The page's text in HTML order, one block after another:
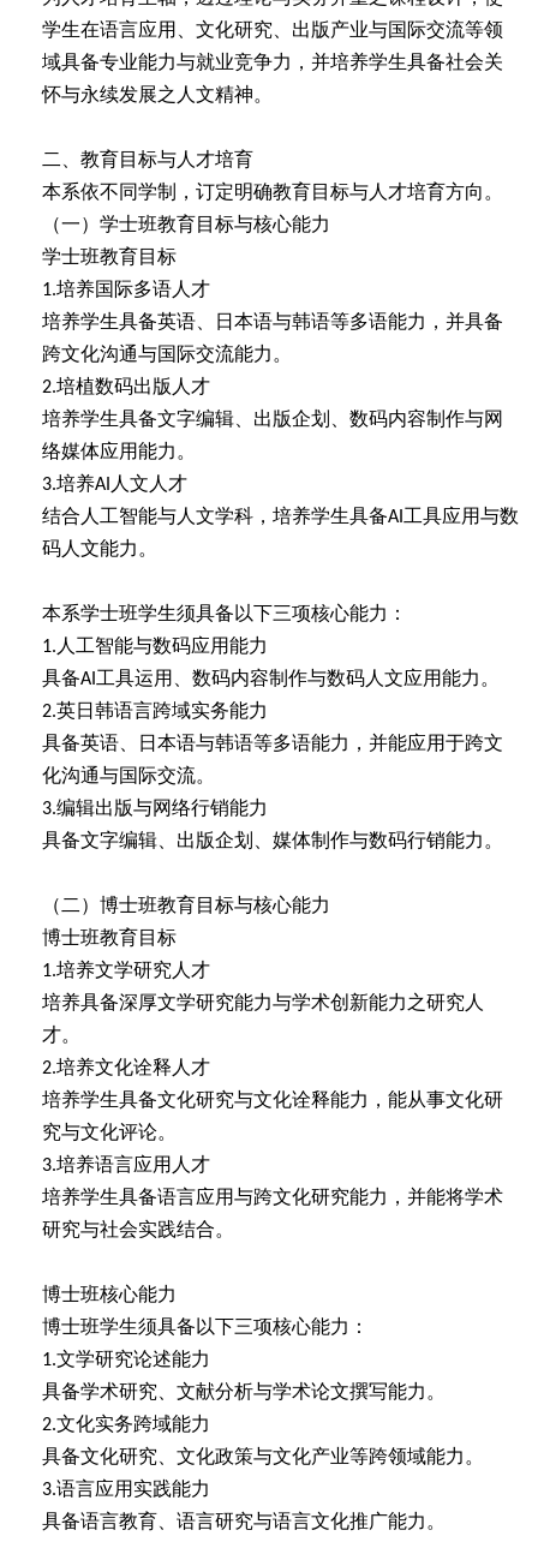
学生在语言应用、文化研究、出版产业与国际交流等领
域具备专业能力与就业竞争力，并培养学生具备社会关
怀与永续发展之人文精神。
二、教育目标与人才培育
本系依不同学制，订定明确教育目标与人才培育方向。
（一）学士班教育目标与核心能力
学士班教育目标
1.培养国际多语人才
培养学生具备英语、日本语与韩语等多语能力，并具备
跨文化沟通与国际交流能力。
2.培植数码出版人才
培养学生具备文字编辑、出版企划、数码内容制作与网
络媒体应用能力。
3.培养AI 人文人才
结合人工智能与人文学科，培养学生具备AI 工具应用与数
码人文能力。
本系学士班学生须具备以下三项核心能力：
1. 人工智能与数码应用能力
具备AI 工具运用、数码内容制作与数码人文应用能力。
2.英日韩语言跨域实务能力
具备英语、日本语与韩语等多语能力，并能应用于跨文
化沟通与国际交流。
3.编辑出版与网络行销能力
具备文字编辑、出版企划、媒体制作与数码行销能力。
（二）博士班教育目标与核心能力
博士班教育目标
1.培养文学研究人才
培养具备深厚文学研究能力与学术创新能力之研究人
才。
2.培养文化诠释人才
培养学生具备文化研究与文化诠释能力，能从事文化研
究与文化评论。
3.培养语言应用人才
培养学生具备语言应用与跨文化研究能力，并能将学术
研究与社会实践结合。
博士班核心能力
博士班学生须具备以下三项核心能力：
1.文学研究论述能力
具备学术研究、文献分析与学术论文撰写能力。
2.文化实务跨域能力
具备文化研究、文化政策与文化产业等跨领域能力。
3.语言应用实践能力
具备语言教育、语言研究与语言文化推广能力。